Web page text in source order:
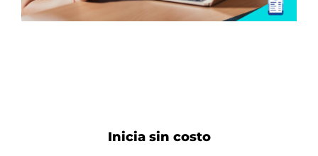
Inicia sin costo